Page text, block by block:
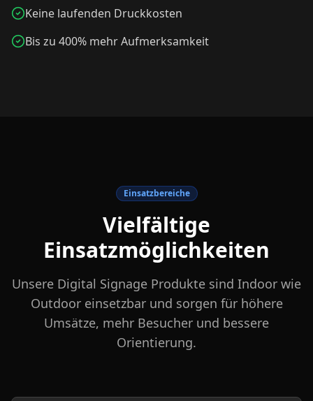
Keine laufenden Druckkosten
Bis zu 400% mehr Aufmerksamkeit
Einsatzbereiche
Vielfältige
Einsatzmöglichkeiten
Unsere Digital Signage Produkte sind Indoor wie
Outdoor einsetzbar und sorgen für höhere
Umsätze, mehr Besucher und bessere
Orientierung.